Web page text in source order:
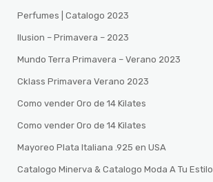
Perfumes | Catalogo 2023
Ilusion – Primavera – 2023
Mundo Terra Primavera – Verano 2023
Cklass Primavera Verano 2023
Como vender Oro de 14 Kilates
Como vender Oro de 14 Kilates
Mayoreo Plata Italiana .925 en USA
Catalogo Minerva & Catalogo Moda A Tu Estilo